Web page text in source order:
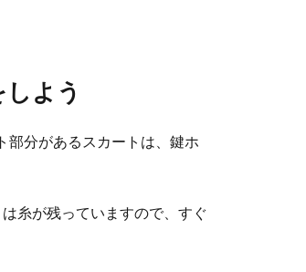
よう
部分があるスカートは、鍵ホ
糸が残っていますので、すぐ